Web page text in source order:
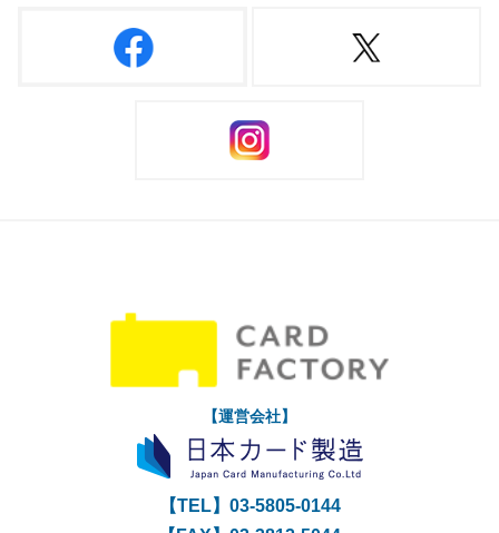
【運営会社】
【TEL】 03-5805-0144